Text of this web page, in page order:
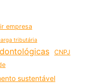
empresa
tributária
CNPJ
sustentável